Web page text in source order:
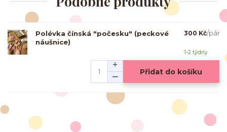
Polévka čínská "počesku" (peckové
náušnice)
300 Kč/pár
1-2 týdny
Přidat do košíku